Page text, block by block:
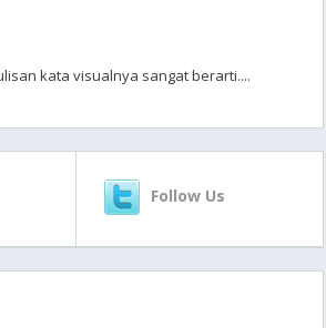
kata visualnya sangat berarti....
Follow Us